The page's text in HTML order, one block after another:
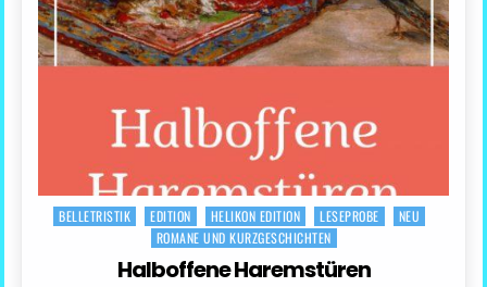
Posted
BELLETRISTIK EDITION HELIKON EDITION LESEPROBE
NEU
ROMANE UND KURZGESCHICHTEN
Halboffene Haremstüren